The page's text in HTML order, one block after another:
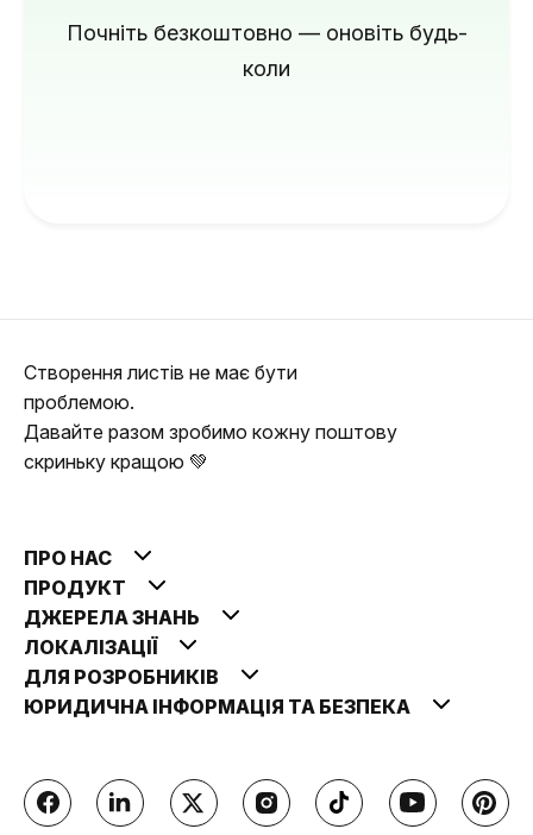
Почніть безкоштовно — оновіть будь-
коли
Створення листів не має бути
проблемою.
Давайте разом зробимо кожну поштову
скриньку кращою 💚
ПРО НАС
ПРОДУКТ
ДЖЕРЕЛА ЗНАНЬ
ЛОКАЛІЗАЦІЇ
ДЛЯ РОЗРОБНИКІВ
ЮРИДИЧНА ІНФОРМАЦІЯ ТА БЕЗПЕКА